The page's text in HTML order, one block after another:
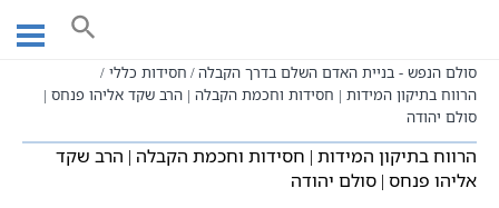
content
סולם הנפש - בניית האדם השלם בדרך הקבלה
חסידות כללי
הרווח בתיקון המידות | חסידות וחכמת הקבלה | הרב שקד אליהו פנחס |
סולם יהודה
הרווח בתיקון המידות | חסידות וחכמת הקבלה | הרב שקד
אליהו פנחס | סולם יהודה